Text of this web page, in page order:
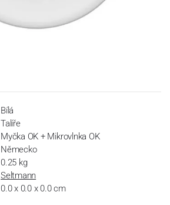
Bílá
Talíře
Myčka OK + Mikrovlnka OK
Německo
0.25 kg
Seltmann
0.0 x 0.0 x 0.0 cm